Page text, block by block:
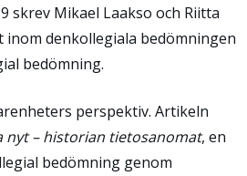
skrev Mikael Laakso och Riitta
inom denkollegiala bedömningen
bedömning.
perspektiv. Artikeln
nyt – historian tietosanomat, en
bedömning genom